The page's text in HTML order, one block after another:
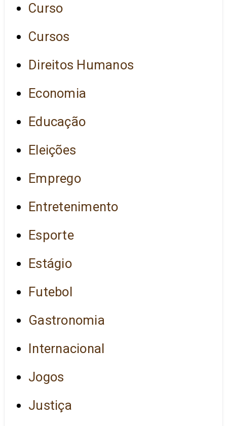
Curso
Cursos
Direitos Humanos
Economia
Educação
Eleições
Emprego
Entretenimento
Esporte
Estágio
Futebol
Gastronomia
Internacional
Jogos
Justiça